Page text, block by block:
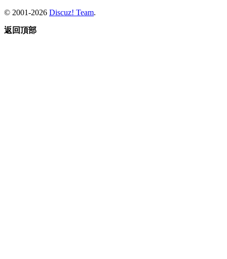
© 2001-2026 Discuz! Team.
返回頂部